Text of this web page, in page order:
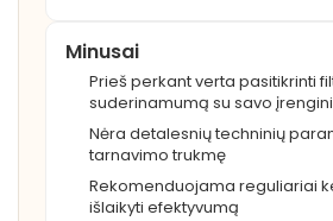
Minusai
Prieš perkant verta pasitikrinti
suderinamumą su savo
Nėra detalesnių techninių
tarnavimo trukmę
Rekomenduojama reguliariai
išlaikyti efektyvumą